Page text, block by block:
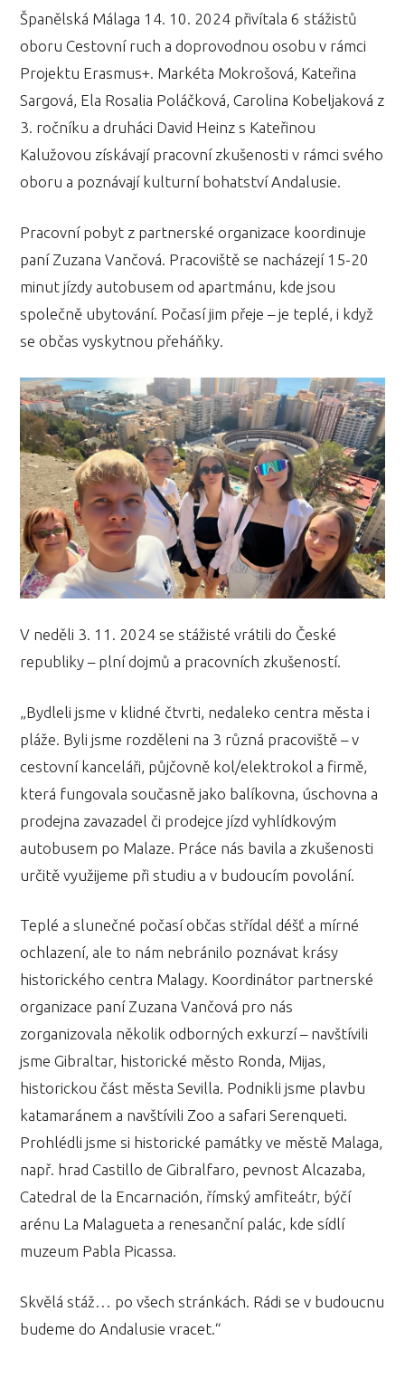
Španělská Málaga 14. 10. 2024 přivítala 6 stážistů
oboru Cestovní ruch a doprovodnou osobu v rámci
Projektu Erasmus+. Markéta Mokrošová, Kateřina
Sargová, Ela Rosalia Poláčková, Carolina Kobeljaková z
3. ročníku a druháci David Heinz s Kateřinou
Kalužovou získávají pracovní zkušenosti v rámci svého
oboru a poznávají kulturní bohatství Andalusie.
Pracovní pobyt z partnerské organizace koordinuje
paní Zuzana Vančová. Pracoviště se nacházejí 15-20
minut jízdy autobusem od apartmánu, kde jsou
společně ubytování. Počasí jim přeje – je teplé, i když
se občas vyskytnou přeháňky.
V neděli 3. 11. 2024 se stážisté vrátili do České
republiky – plní dojmů a pracovních zkušeností.
„Bydleli jsme v klidné čtvrti, nedaleko centra města i
pláže. Byli jsme rozděleni na 3 různá pracoviště – v
cestovní kanceláři, půjčovně kol/elektrokol a firmě,
která fungovala současně jako balíkovna, úschovna a
prodejna zavazadel či prodejce jízd vyhlídkovým
autobusem po Malaze. Práce nás bavila a zkušenosti
určitě využijeme při studiu a v budoucím povolání.
Teplé a slunečné počasí občas střídal déšť a mírné
ochlazení, ale to nám nebránilo poznávat krásy
historického centra Malagy. Koordinátor partnerské
organizace paní Zuzana Vančová pro nás
zorganizovala několik odborných exkurzí – navštívili
jsme Gibraltar, historické město Ronda, Mijas,
historickou část města Sevilla. Podnikli jsme plavbu
katamaránem a navštívili Zoo a safari Serenqueti.
Prohlédli jsme si historické památky ve městě Malaga,
např. hrad Castillo de Gibralfaro, pevnost Alcazaba,
Catedral de la Encarnación, římský amfiteátr, býčí
arénu La Malagueta a renesanční palác, kde sídlí
muzeum Pabla Picassa.
Skvělá stáž… po všech stránkách. Rádi se v budoucnu
budeme do Andalusie vracet.“